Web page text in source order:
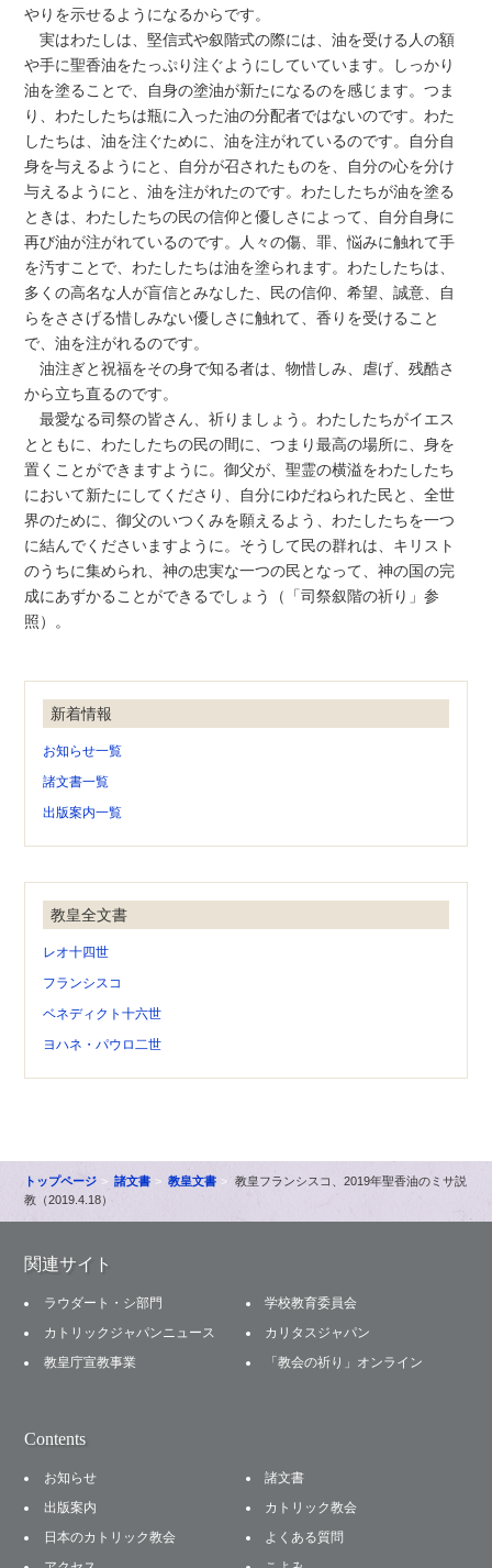
やりを示せるようになるからです。
実はわたしは、堅信式や叙階式の際には、油を受ける人の額
や手に聖香油をたっぷり注ぐようにしていています。しっかり
油を塗ることで、自身の塗油が新たになるのを感じます。つま
り、わたしたちは瓶に入った油の分配者ではないのです。わた
したちは、油を注ぐために、油を注がれているのです。自分自
身を与えるようにと、自分が召されたものを、自分の心を分け
与えるようにと、油を注がれたのです。わたしたちが油を塗る
ときは、わたしたちの民の信仰と優しさによって、自分自身に
再び油が注がれているのです。人々の傷、罪、悩みに触れて手
を汚すことで、わたしたちは油を塗られます。わたしたちは、
多くの高名な人が盲信とみなした、民の信仰、希望、誠意、自
らをささげる惜しみない優しさに触れて、香りを受けること
で、油を注がれるのです。
油注ぎと祝福をその身で知る者は、物惜しみ、虐げ、残酷さ
から立ち直るのです。
最愛なる司祭の皆さん、祈りましょう。わたしたちがイエス
とともに、わたしたちの民の間に、つまり最高の場所に、身を
置くことができますように。御父が、聖霊の横溢をわたしたち
において新たにしてくださり、自分にゆだねられた民と、全世
界のために、御父のいつくみを願えるよう、わたしたちを一つ
に結んでくださいますように。そうして民の群れは、キリスト
のうちに集められ、神の忠実な一つの民となって、神の国の完
成にあずかることができるでしょう（「司祭叙階の祈り」参
照）。
新着情報
お知らせ一覧
諸文書一覧
出版案内一覧
教皇全文書
レオ十四世
フランシスコ
ベネディクト十六世
ヨハネ・パウロ二世
トップページ 諸文書 教皇文書
教皇フランシスコ、2019年聖香油のミサ説
教（2019.4.18）
関連サイト
ラウダート・シ部門
学校教育委員会
カトリックジャパンニュース
カリタスジャパン
教皇庁宣教事業
「教会の祈り」オンライン
Contents
お知らせ
諸文書
出版案内
カトリック教会
日本のカトリック教会
よくある質問